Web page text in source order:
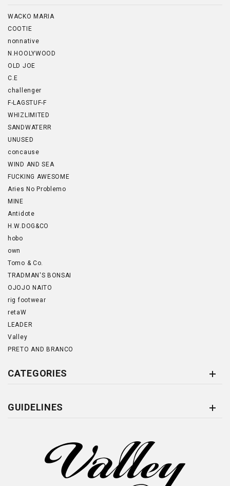
WACKO MARIA
COOTIE
nonnative
N.HOOLYWOOD
OLD JOE
C.E
challenger
F-LAGSTUF-F
WHIZLIMITED
SANDWATERR
UNUSED
concause
WIND AND SEA
FUCKING AWESOME
Aries No Problemo
MINE
Antidote
H.W.DOG&CO
hobo
own
Tomo & Co.
TRADMAN'S BONSAI
OJOJO NAITO
rig footwear
retaW
LEADER
Valley
PRETO AND BRANCO
CATEGORIES
GUIDELINES